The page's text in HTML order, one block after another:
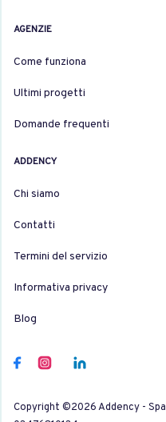
AGENZIE
Come funziona
Ultimi progetti
Domande frequenti
ADDENCY
Chi siamo
Contatti
Termini del servizio
Informativa privacy
Blog
Copyright ©2026 Addency -